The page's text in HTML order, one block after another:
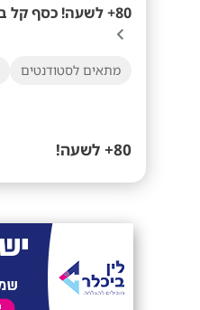
80+ לשעה! כסף קל במכירות פרונטליות!
מתאים לסטודנטים
80+ לשעה!